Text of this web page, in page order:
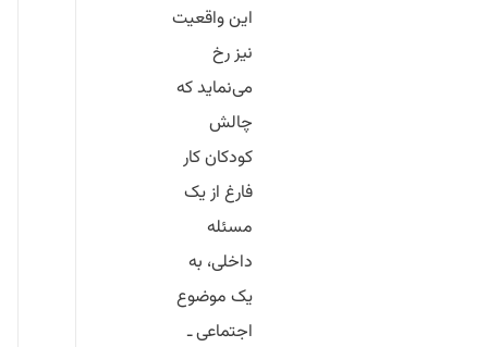
این واقعیت
نیز رخ
می‌نماید که
چالش
کودکان کار
فارغ از یک
مسئله
داخلی، به
یک موضوع
اجتماعی ـ